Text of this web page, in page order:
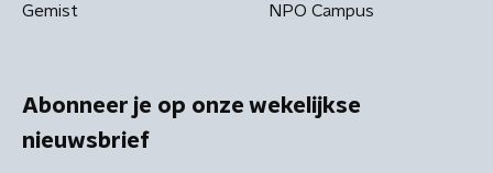
Gemist NPO Campus
Abonneer je op onze wekelijkse
nieuwsbrief